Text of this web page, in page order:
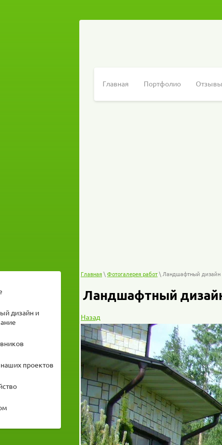
Главная Портфолио Отзывы
дизайн и
проектов
Главная \ Фотогалерея работ \ Ландшафтный дизайн
Ландшафтный
Назад